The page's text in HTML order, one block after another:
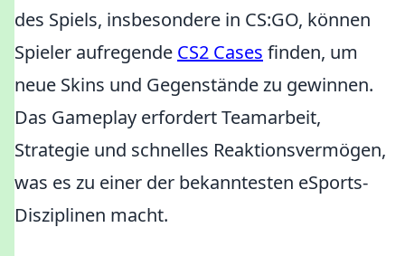
des Spiels, insbesondere in CS:GO, können
Spieler aufregende CS2 Cases finden, um
neue Skins und Gegenstände zu gewinnen.
Das Gameplay erfordert Teamarbeit,
Strategie und schnelles Reaktionsvermögen,
was es zu einer der bekanntesten eSports-
Disziplinen macht.